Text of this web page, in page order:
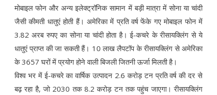
मोबाइल फोन और अन्य इलेक्ट्रॉनिक सामान में बड़ी मात्रा में सोना या चांदी
जैसी कीमती धातुएं होती हैं। अमेरिका में प्रति वर्ष फेंके गए मोबाइल फोन में
3.82 अरब रुपए का सोना या चांदी होता है। ई-कचरे के रीसायक्लिंग से ये
धातुएं प्राप्त की जा सकती हैं। 10 लाख लैपटॉप के रीसायक्लिंग से अमेरिका
के 3657 घरों में प्रयोग होने वाली बिजली जितनी ऊर्जा मिलती है।
विश्व भर में ई-कचरे का वार्षिक उत्पादन 2.6 करोड़ टन प्रति वर्ष की दर से
बढ़ रहा है, जो 2030 तक 8.2 करोड़ टन तक पहुंच जाएगा। रीसायक्लिंग